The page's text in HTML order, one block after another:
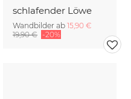
schlafender Löwe
Wandbilder ab 15,90 €
19,90 € -20%